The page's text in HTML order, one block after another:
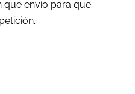
que envío para que